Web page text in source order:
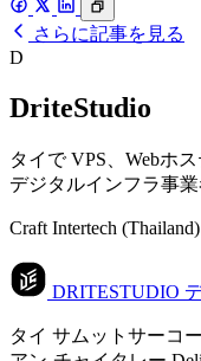
さらに記事を見る
D
DriteStudio
タイで VPS、Webホ
デジタルインフラ事
Craft Intertech
DRITESTUDIO
タイ サムットサーコ